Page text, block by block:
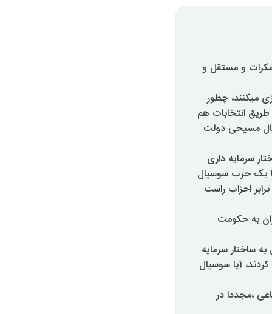
و مستقل و
میکنند، چطور
انتخابات هم
مسیحی دولت
سرمایه داری
یک حزب سوسیال
احزاب راست
به حکومت
ساختار سرمایه
آیا سوسیال
،مجددا در